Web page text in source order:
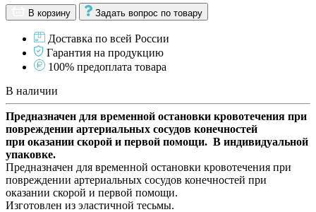
В корзину Задать вопрос по товару
Доставка по всей России
Гарантия на продукцию
100% предоплата товара
В наличии
Предназначен для временной остановки кровотечения при
повреждении артериальных сосудов конечностей
при оказании скорой и первой помощи. В индивидуальной
упаковке.
Предназначен для временной остановки кровотечения при
повреждении артериальных сосудов конечностей при
оказании скорой и первой помощи.
Изготовлен из эластичной тесьмы.